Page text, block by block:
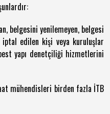
belgesini yenilemeyen, belgesi
edilen kişi veya kuruluşlar
yapı denetçiliği hizmetlerini
mühendisleri birden fazla İTB